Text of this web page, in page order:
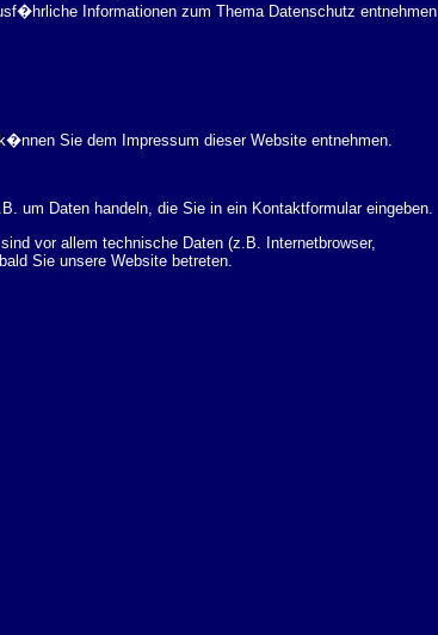
Informationen zum Thema Datenschutz entnehmen
Sie dem Impressum dieser Website entnehmen.
um Daten handeln, die Sie in ein Kontaktformular eingeben.
vor allem technische Daten (z.B. Internetbrowser,
Sie unsere Website betreten.